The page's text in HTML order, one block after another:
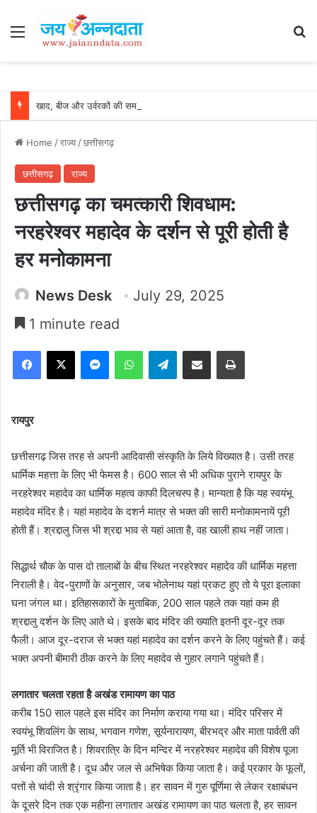
Menu
Home /राज्य/छत्तीसगढ़
छत्तीसगढ़ राज्य
छत्तीसगढ़ का चमत्कारी शिवधाम:
नरहरेश्वर महादेव के दर्शन से पूरी होती है
हर मनोकामना
News Desk
July 29, 2025
1 minute read
Facebook
X MessengerWhatsAppTelegramShare via Email Print
रायपुर
छत्तीसगढ़ जिस तरह से अपनी आदिवासी संस्कृति के लिये विख्यात है। उसी तरह
धार्मिक महत्ता के लिए भी फेमस है। 600 साल से भी अधिक पुराने रायपुर के
नरहरेश्वर महादेव का धार्मिक महत्व काफी दिलचस्प है। मान्यता है कि यह स्वयंभू
महादेव मंदिर है। यहां महादेव के दशर्न मात्र से भक्त की सारी मनोकामनायें पूरी
होती हैं। श्रद्दालु जिस भी श्रद्दा भाव से यहां आता है, वह खाली हाथ नहीं जाता।
सिद्धार्थ चौक के पास दो तालाबों के बीच स्थित नरहरेश्वर महादेव की धार्मिक महत्ता
निराली है। वेद-पुराणों के अनुसार, जब भोलेनाथ यहां प्रकट हुए तो ये पूरा इलाका
घना जंगल था। इतिहासकारों के मुताबिक, 200 साल पहले तक यहां कम ही
श्रद्दालु दर्शन के लिए आते थे। इसके बाद मंदिर की ख्याति इतनी दूर-दूर तक
फैली। आज दूर-दराज से भक्त यहां महादेव का दर्शन करने के लिए पहुंचते हैं। कई
भक्त अपनी बीमारी ठीक करने के लिए महादेव से गुहार लगाने पहुंचते हैं।
लगातार चलता रहता है अखंड रामायण का पाठ
करीब 150 साल पहले इस मंदिर का निर्माण कराया गया था। मंदिर परिसर में
स्वयंभू शिवलिंग के साथ, भगवान गणेश, सूर्यनारायण, बीरभद्र और माता पार्वती की
मूर्ति भी विराजित है। शिवरात्रि के दिन मन्दिर में नरहरेश्वर महादेव की विशेष पूजा
अर्चना की जाती है। दूध और जल से अभिषेक किया जाता है। कई प्रकार के फूलों,
पत्तों से चांदी से श्रृंगार किया जाता है। हर सावन में गुरु पूर्णिमा से लेकर रक्षाबंधन
के दूसरे दिन तक एक महीना लगातार अखंड रामायण का पाठ चलता है, हर सावन